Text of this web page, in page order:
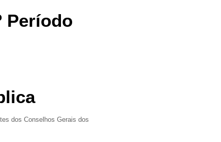
Período
dos Conselhos Gerais dos